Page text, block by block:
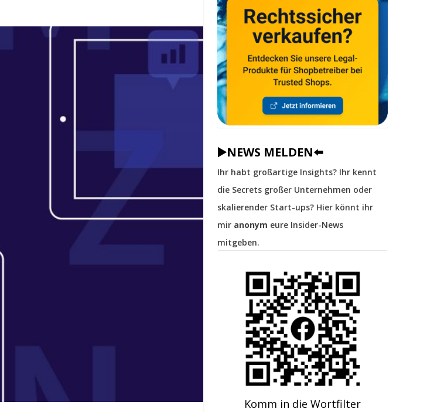
▶️NEWS MELDEN⬅️
Ihr habt großartige Insights? Ihr kennt
die Secrets großer Unternehmen oder
skalierender Start-ups? Hier könnt ihr
mir anonym eure Insider-News
mitgeben.
Komm in die Wortfilter